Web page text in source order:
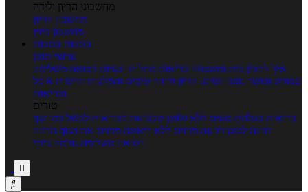
מחשבוני הריון ולידה
מחשבון הריון
מחשבון ביוץ
כתבות כתבות
ערוצי תוכן
איך להכין בית ומשפחה בריאות מחלות ובעיות רפואה משלימה
ספורט וכושר גופני נשים, הריון ולידה טיפים והמלצות חדשות אוכל
ובריאות
טורים
בריאות בצלחת טעים ללא גלוטן טבעונות לבריאות לבשל כמו שף
תזונה לבטן רגועה מרזים ללא דיאטה מזיזים את הגוף הרזיה
ורפואה משלימה גורמה ביתי

